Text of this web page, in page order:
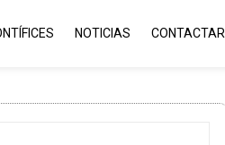
NOTICIAS CONTACTAR